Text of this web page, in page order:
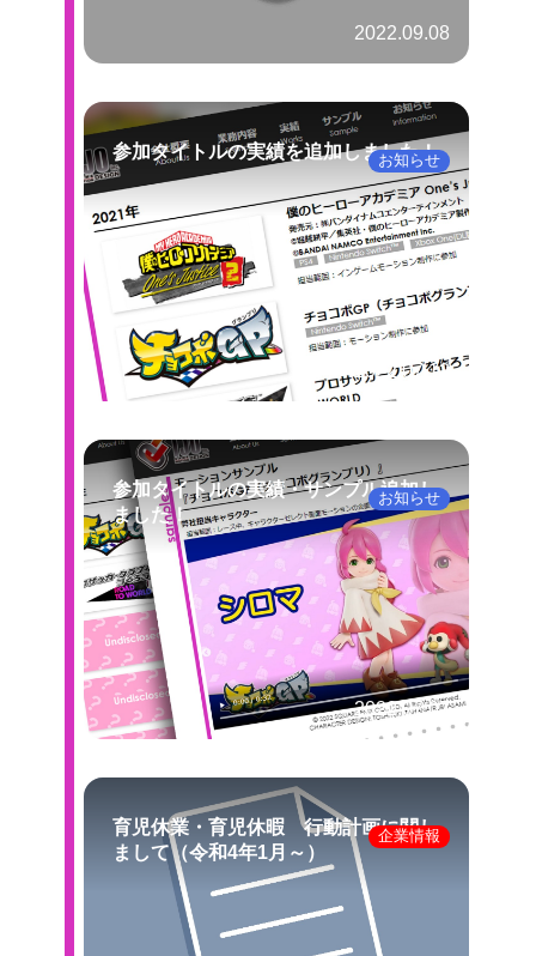
2022.09.08
参加タイトルの実績を追加しました！
2022.07.12
お知らせ
参加タイトルの実績・サンプル追加し
ました！
2022.07.07
お知らせ
育児休業・育児休暇 行動計画に関し
まして（令和4年1月～）
企業情報